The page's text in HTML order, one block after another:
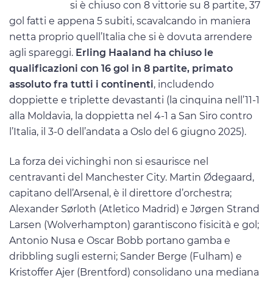
si è chiuso con 8 vittorie su 8 partite, 37
gol fatti e appena 5 subiti, scavalcando in maniera
netta proprio quell’Italia che si è dovuta arrendere
agli spareggi. Erling Haaland ha chiuso le
qualificazioni con 16 gol in 8 partite, primato
assoluto fra tutti i continenti, includendo
doppiette e triplette devastanti (la cinquina nell’11-1
alla Moldavia, la doppietta nel 4-1 a San Siro contro
l’Italia, il 3-0 dell’andata a Oslo del 6 giugno 2025).
La forza dei vichinghi non si esaurisce nel
centravanti del Manchester City. Martin Ødegaard,
capitano dell’Arsenal, è il direttore d’orchestra;
Alexander Sørloth (Atletico Madrid) e Jørgen Strand
Larsen (Wolverhampton) garantiscono fisicità e gol;
Antonio Nusa e Oscar Bobb portano gamba e
dribbling sugli esterni; Sander Berge (Fulham) e
Kristoffer Ajer (Brentford) consolidano una mediana